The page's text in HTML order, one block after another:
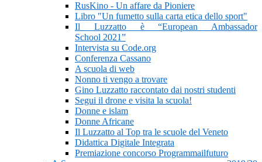
RusKino - Un affare da Pioniere
Libro "Un fumetto sulla carta etica dello sport"
Il Luzzatto è “European Ambassador
School 2021”
Intervista su Code.org
Conferenza Cassano
A scuola di web
Nonno ti vengo a trovare
Gino Luzzatto raccontato dai nostri studenti
Segui il drone e visita la scuola!
Donne e islam
Donne Africane
Il Luzzatto al Top tra le scuole del Veneto
Didattica Digitale Integrata
Premiazione concorso Programmailfuturo